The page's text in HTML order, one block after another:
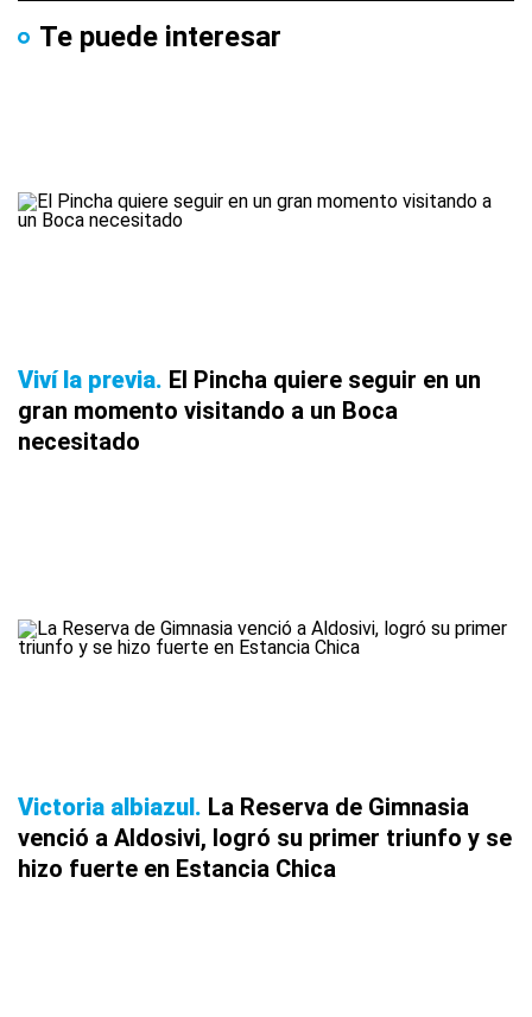
Te puede interesar
Viví la previa El Pincha quiere seguir en un
gran momento visitando a un Boca
necesitado
Victoria albiazul La Reserva de Gimnasia
venció a Aldosivi, logró su primer triunfo y se
hizo fuerte en Estancia Chica